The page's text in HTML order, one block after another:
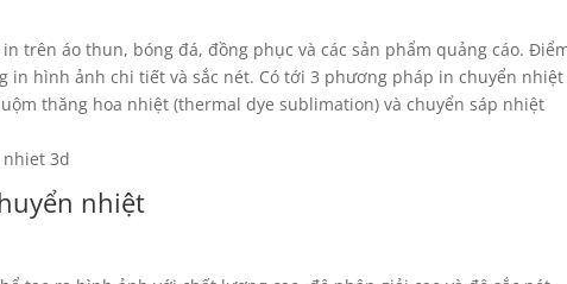
trên áo thun, bóng đá, đồng phục và các sản phẩm quảng cáo.
in hình ảnh chi tiết và sắc nét. Có tới 3 phương pháp in chuyển nhiệt
thăng hoa nhiệt (thermal dye sublimation) và chuyển sáp nhiệt
nhiệt